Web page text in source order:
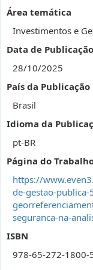
Área temática
Investimentos e
Data de Publicação
28/10/2025
País da Publicação
Brasil
Idioma da
pt-BR
Página do
https://
de-gestao-
seguranca-na-
ISBN
978-65-272-1800-